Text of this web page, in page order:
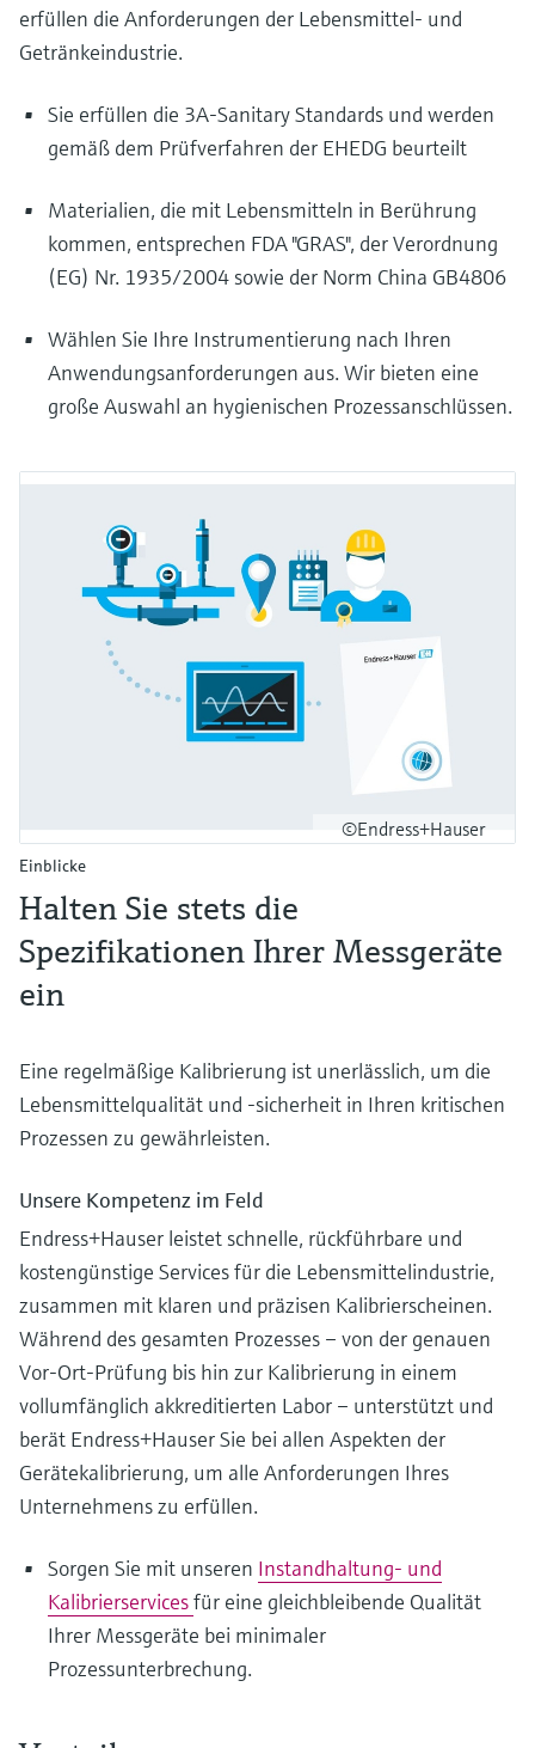
erfüllen die Anforderungen der Lebensmittel- und
Getränkeindustrie.
Sie erfüllen die 3A-Sanitary Standards und werden
gemäß dem Prüfverfahren der EHEDG beurteilt
Materialien, die mit Lebensmitteln in Berührung
kommen, entsprechen FDA "GRAS", der Verordnung
(EG) Nr. 1935/2004 sowie der Norm China GB4806
Wählen Sie Ihre Instrumentierung nach Ihren
Anwendungsanforderungen aus. Wir bieten eine
große Auswahl an hygienischen Prozessanschlüssen.
©Endress+Hauser
Einblicke
Halten Sie stets die
Spezifikationen Ihrer Messgeräte
ein
Eine regelmäßige Kalibrierung ist unerlässlich, um die
Lebensmittelqualität und -sicherheit in Ihren kritischen
Prozessen zu gewährleisten.
Unsere Kompetenz im Feld
Endress+Hauser leistet schnelle, rückführbare und
kostengünstige Services für die Lebensmittelindustrie,
zusammen mit klaren und präzisen Kalibrierscheinen.
Während des gesamten Prozesses – von der genauen
Vor-Ort-Prüfung bis hin zur Kalibrierung in einem
vollumfänglich akkreditierten Labor – unterstützt und
berät Endress+Hauser Sie bei allen Aspekten der
Gerätekalibrierung, um alle Anforderungen Ihres
Unternehmens zu erfüllen.
Sorgen Sie mit unseren Instandhaltung- und
Kalibrierservicesfür eine gleichbleibende Qualität
Ihrer Messgeräte bei minimaler
Prozessunterbrechung.